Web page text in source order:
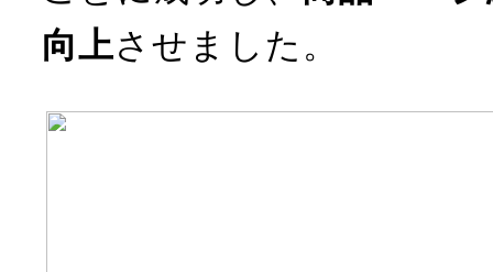
向上させました。